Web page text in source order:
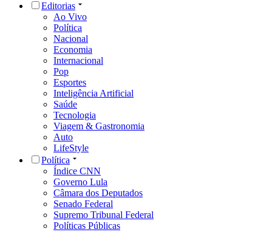
Editorias
Ao Vivo
Política
Nacional
Economia
Internacional
Pop
Esportes
Inteligência Artificial
Saúde
Tecnologia
Viagem & Gastronomia
Auto
LifeStyle
Política
Índice CNN
Governo Lula
Câmara dos Deputados
Senado Federal
Supremo Tribunal Federal
Políticas Públicas